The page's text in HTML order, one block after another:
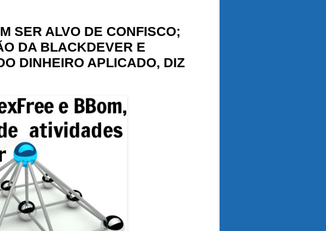
SER ALVO DE CONFISCO;
DA BLACKDEVER E
DINHEIRO APLICADO, DIZ